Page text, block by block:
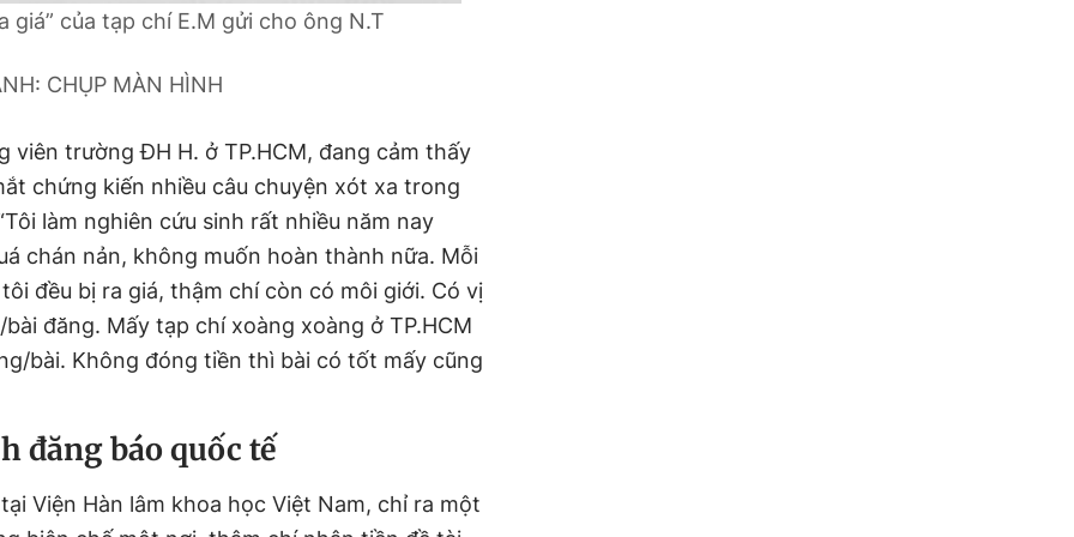
giá” của tạp chí E.M gửi cho ông N.T
CHỤP MÀN HÌNH
viên trường ĐH H. ở TP.HCM, đang cảm thấy
chứng kiến nhiều câu chuyện xót xa trong
làm nghiên cứu sinh rất nhiều năm nay
chán nản, không muốn hoàn thành nữa. Mỗi
đều bị ra giá, thậm chí còn có môi giới. Có vị
đăng. Mấy tạp chí xoàng xoàng ở TP.HCM
bài. Không đóng tiền thì bài có tốt mấy cũng
đăng báo quốc tế
Viện Hàn lâm khoa học Việt Nam, chỉ ra một